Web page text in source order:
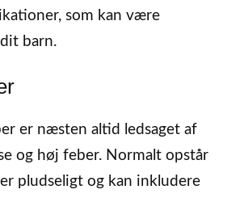
som kan være
barn.
er næsten altid ledsaget af
og høj feber. Normalt opstår
pludseligt og kan inkludere